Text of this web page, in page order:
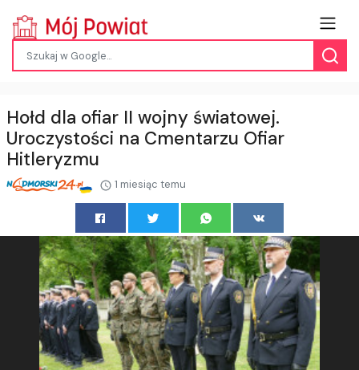
Hołd dla ofiar II wojny światowej.
Uroczystości na Cmentarzu Ofiar
Hitleryzmu
1 miesiąc temu